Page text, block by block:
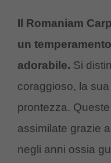
Il Romaniam
un
adorabile. Si
coraggioso, la
prontezza.
assimilate grazie
negli anni ossia